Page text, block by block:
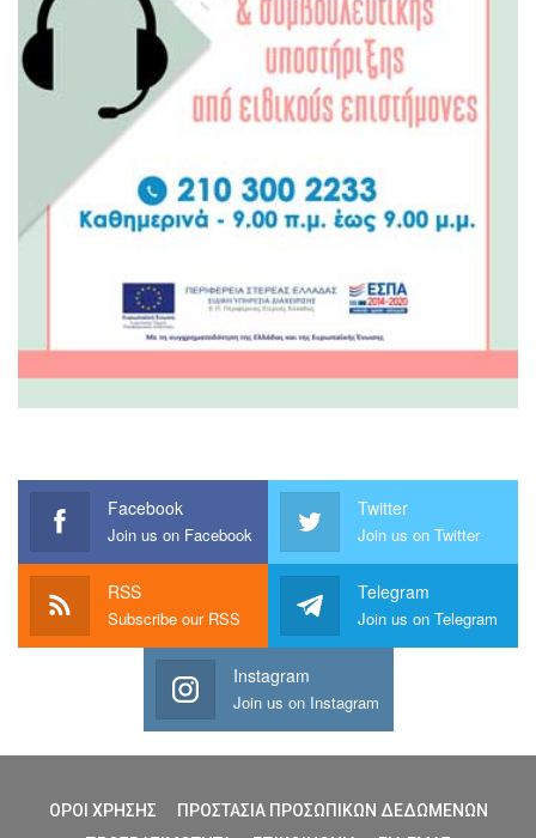
Facebook
Join us on Facebook
Twitter
Join us on Twitter
RSS
Subscribe our RSS
Telegram
Join us on Telegram
Instagram
Join us on Instagram
ΟΡΟΙ ΧΡΗΣΗΣ
ΠΡΟΣΤΑΣΙΑ ΠΡΟΣΩΠΙΚΩΝ ΔΕΔΩΜΕΝΩΝ